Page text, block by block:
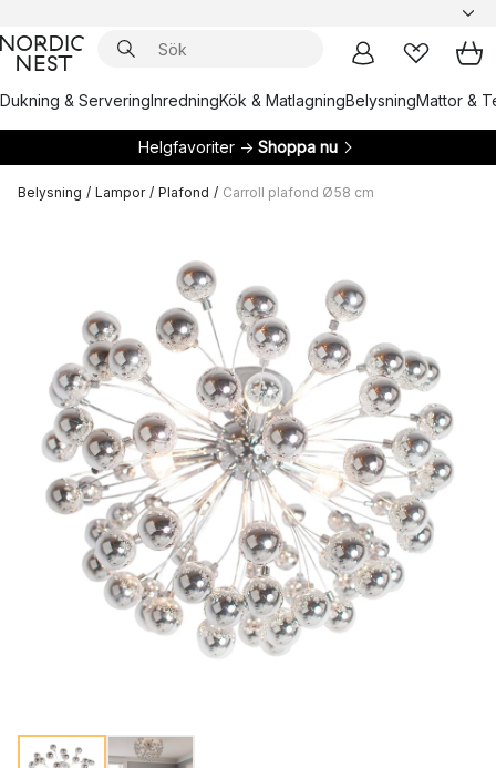
Dukning & ServeringInredningKök & MatlagningBelysningMattor &
Helgfavoriter → Shoppa nu
Belysning / Lampor / Plafond / Carroll plafond Ø58 cm